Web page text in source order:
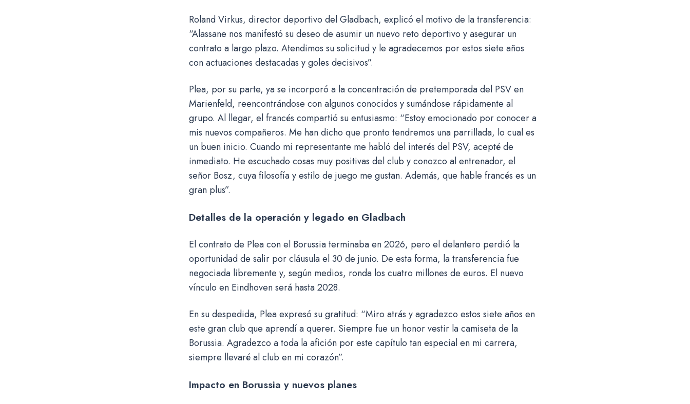
Roland Virkus, director deportivo del Gladbach, explicó el motivo de la transferencia:
“Alassane nos manifestó su deseo de asumir un nuevo reto deportivo y asegurar un
contrato a largo plazo. Atendimos su solicitud y le agradecemos por estos siete años
con actuaciones destacadas y goles decisivos”.
Plea, por su parte, ya se incorporó a la concentración de pretemporada del PSV en
Marienfeld, reencontrándose con algunos conocidos y sumándose rápidamente al
grupo. Al llegar, el francés compartió su entusiasmo: “Estoy emocionado por conocer a
mis nuevos compañeros. Me han dicho que pronto tendremos una parrillada, lo cual es
un buen inicio. Cuando mi representante me habló del interés del PSV, acepté de
inmediato. He escuchado cosas muy positivas del club y conozco al entrenador, el
señor Bosz, cuya filosofía y estilo de juego me gustan. Además, que hable francés es un
gran plus”.
Detalles de la operación y legado en Gladbach
El contrato de Plea con el Borussia terminaba en 2026, pero el delantero perdió la
oportunidad de salir por cláusula el 30 de junio. De esta forma, la transferencia fue
negociada libremente y, según medios, ronda los cuatro millones de euros. El nuevo
vínculo en Eindhoven será hasta 2028.
En su despedida, Plea expresó su gratitud: “Miro atrás y agradezco estos siete años en
este gran club que aprendí a querer. Siempre fue un honor vestir la camiseta de la
Borussia. Agradezco a toda la afición por este capítulo tan especial en mi carrera,
siempre llevaré al club en mi corazón”.
Impacto en Borussia y nuevos planes